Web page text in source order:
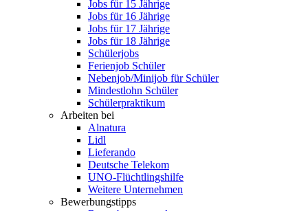
Jobs für 15 Jährige
Jobs für 16 Jährige
Jobs für 17 Jährige
Jobs für 18 Jährige
Schülerjobs
Ferienjob Schüler
Nebenjob/Minijob für Schüler
Mindestlohn Schüler
Schülerpraktikum
Arbeiten bei
Alnatura
Lidl
Lieferando
Deutsche Telekom
UNO-Flüchtlingshilfe
Weitere Unternehmen
Bewerbungstipps